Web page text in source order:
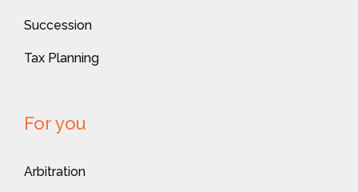
Succession
Tax Planning
For you
Arbitration